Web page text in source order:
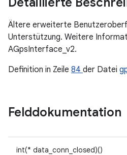
Ältere erweiterte
Unterstützung. Weitere
AGpsInterface_v2.
Definition in Zeile 84 der Datei
Felddokumentation
int(* data_conn_closed)()